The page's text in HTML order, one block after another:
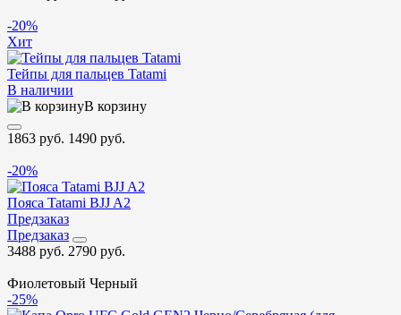
-20%
Хит
Тейпы для пальцев Tatami
В наличии
В корзину
1863 руб. 1490 руб.
-20%
Пояса Tatami BJJ A2
Предзаказ
Предзаказ
3488 руб. 2790 руб.
Фиолетовый Черный
-25%